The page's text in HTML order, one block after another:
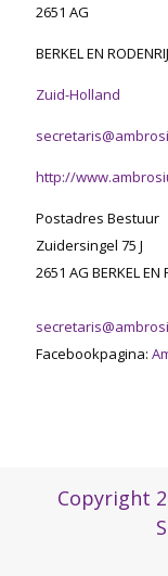
2651 AG
BERKEL EN
Zuid-Holland
http://
Postadres Bestuur
Zuidersingel 75 J
2651 AG BERKEL EN
Facebookpagina:
Copyright